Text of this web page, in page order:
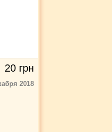
20 грн
2018